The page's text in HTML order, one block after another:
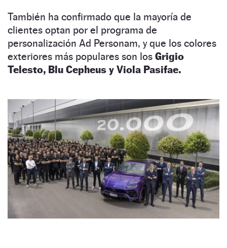
También ha confirmado que la mayoría de
clientes optan por el programa de
personalización Ad Personam, y que los colores
exteriores más populares son los Grigio
Telesto, Blu Cepheus y Viola Pasifae.